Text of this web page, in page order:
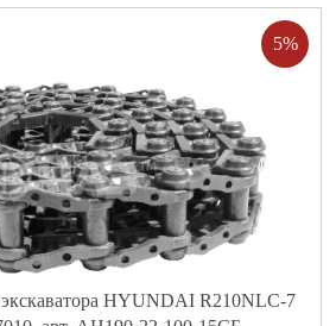
5%
HYUNDAI R210NLC-7